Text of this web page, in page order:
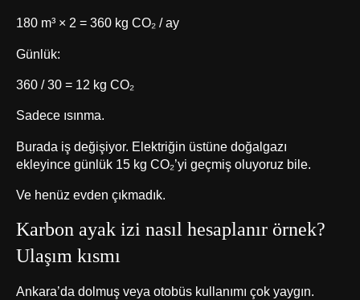
180 m³ × 2 = 360 kg CO₂ / ay
Günlük:
360 / 30 = 12 kg CO₂
Sadece ısınma.
Burada iş değişiyor. Elektriğin üstüne doğalgazı
ekleyince günlük 15 kg CO₂’yi geçmiş oluyoruz bile.
Ve henüz evden çıkmadık.
Karbon ayak izi nasıl hesaplanır örnek?
Ulaşım kısmı
Ankara’da dolmuş veya otobüs kullanımı çok yaygın.